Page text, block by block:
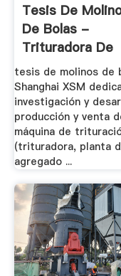
Tesis De
De Bolas -
Trituradora De
Cono
tesis de molinos de
Shanghai XSM
investigación y
producción y venta
máquina de
(trituradora, planta
agregado ...